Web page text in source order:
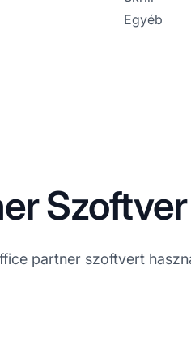
Egyéb
Szoftver
partner szoftvert